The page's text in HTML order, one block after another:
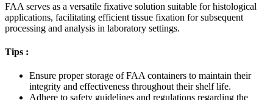
FAA serves as a versatile fixative solution suitable for histological
applications, facilitating efficient tissue fixation for subsequent
processing and analysis in laboratory settings.
Tips :
Ensure proper storage of FAA containers to maintain their
integrity and effectiveness throughout their shelf life.
Adhere to safety guidelines and regulations regarding the